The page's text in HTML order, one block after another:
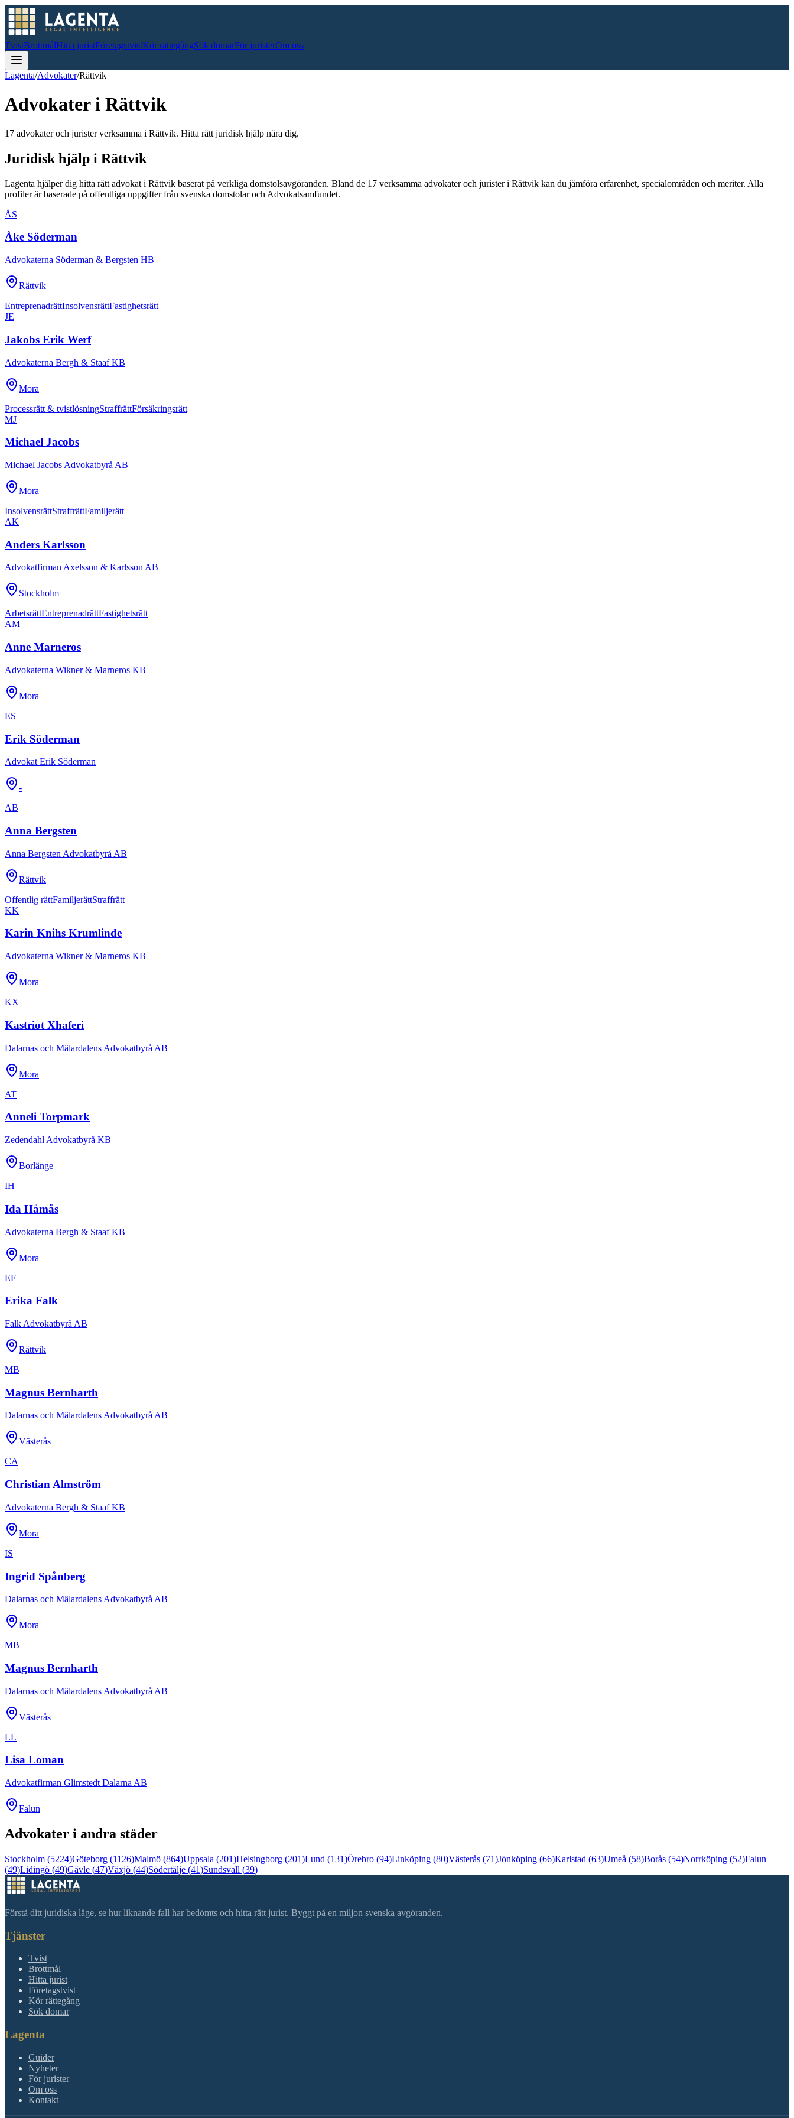
TvistBrottmålHitta juristFöretagstvistKör rättegångSök domarFör juristerOm oss
Lagenta/Advokater/Rättvik
Advokater i Rättvik
17 advokater och jurister verksamma i Rättvik. Hitta rätt juridisk hjälp nära dig.
Juridisk hjälp i Rättvik
Lagenta hjälper dig hitta rätt advokat i Rättvik baserat på verkliga domstolsavgöranden. Bland de 17 verksamma advokater och jurister i Rättvik kan du jämföra erfarenhet, specialområden och meriter. Alla
profiler är baserade på offentliga uppgifter från svenska domstolar och Advokatsamfundet.
ÅS
Åke Söderman
Advokaterna Söderman & Bergsten HB
Rättvik
EntreprenadrättInsolvensrättFastighetsrätt
JE
Jakobs Erik Werf
Advokaterna Bergh & Staaf KB
Mora
Processrätt & tvistlösningStraffrättFörsäkringsrätt
MJ
Michael Jacobs
Michael Jacobs Advokatbyrå AB
Mora
InsolvensrättStraffrättFamiljerätt
AK
Anders Karlsson
Advokatfirman Axelsson & Karlsson AB
Stockholm
ArbetsrättEntreprenadrättFastighetsrätt
AM
Anne Marneros
Advokaterna Wikner & Marneros KB
Mora
ES
Erik Söderman
Advokat Erik Söderman
-
AB
Anna Bergsten
Anna Bergsten Advokatbyrå AB
Rättvik
Offentlig rättFamiljerättStraffrätt
KK
Karin Knihs Krumlinde
Advokaterna Wikner & Marneros KB
Mora
KX
Kastriot Xhaferi
Dalarnas och Mälardalens Advokatbyrå AB
Mora
AT
Anneli Torpmark
Zedendahl Advokatbyrå KB
Borlänge
IH
Ida Håmås
Advokaterna Bergh & Staaf KB
Mora
EF
Erika Falk
Falk Advokatbyrå AB
Rättvik
MB
Magnus Bernharth
Dalarnas och Mälardalens Advokatbyrå AB
Västerås
CA
Christian Almström
Advokaterna Bergh & Staaf KB
Mora
IS
Ingrid Spånberg
Dalarnas och Mälardalens Advokatbyrå AB
Mora
MB
Magnus Bernharth
Dalarnas och Mälardalens Advokatbyrå AB
Västerås
LL
Lisa Loman
Advokatfirman Glimstedt Dalarna AB
Falun
Advokater i andra städer
Stockholm (5224)Göteborg (1126)Malmö (864)Uppsala (201)Helsingborg (201)Lund (131)Örebro (94)Linköping (80)Västerås (71)Jönköping (66)Karlstad (63)Umeå (58)Borås (54)Norrköping (52)Falun
(49)Lidingö (49)Gävle (47)Växjö (44)Södertälje (41)Sundsvall (39)
Förstå ditt juridiska läge, se hur liknande fall har bedömts och hitta rätt jurist. Byggt på en miljon svenska avgöranden.
Tjänster
Tvist
Brottmål
Hitta jurist
Företagstvist
Kör rättegång
Sök domar
Lagenta
Guider
Nyheter
För jurister
Om oss
Kontakt